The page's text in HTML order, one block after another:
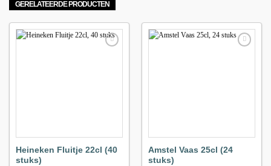
GERELATEERDE PRODUCTEN
Heineken Fluitje 22cl (40
stuks)
Amstel Vaas 25cl (24
stuks)